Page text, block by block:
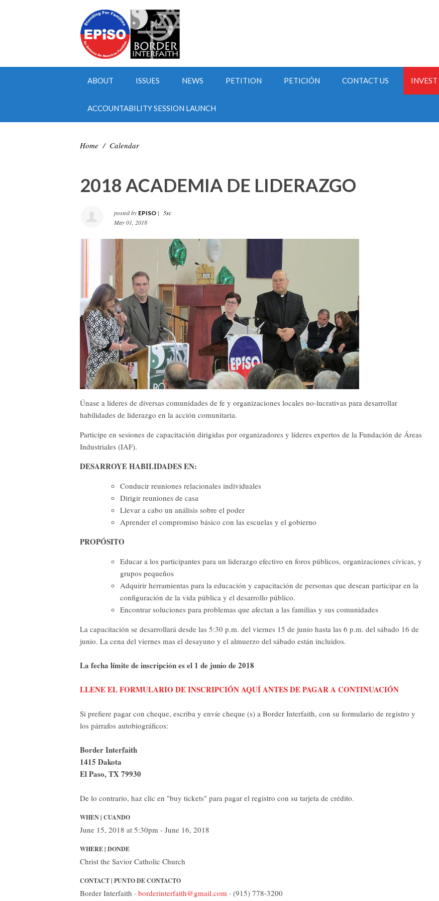
ABOUT ISSUES NEWS PETITION PETICIÓN CONTACT US INVEST
ACCOUNTABILITY SESSION LAUNCH
Home / Calendar
2018 ACADEMIA DE LIDERAZGO
posted by EPISO |
5sc
May 01, 2018
Únase a líderes de diversas comunidades de fe y organizaciones locales no-lucrativas para desarrollar
habilidades de liderazgo en la acción comunitaria.
Participe en sesiones de capacitación dirigidas por organizadores y líderes expertos de la Fundación de Áreas
Industriales (IAF).
DESARROYE HABILIDADES EN:
Conducir reuniones relacionales individuales
Dirigir reuniones de casa
Llevar a cabo un análisis sobre el poder
Aprender el compromiso básico con las escuelas y el gobierno
PROPÓSITO
Educar a los participantes para un liderazgo efectivo en foros públicos, organizaciones cívicas, y
grupos pequeños
Adquirir herramientas para la educación y capacitación de personas que desean participar en la
configuración de la vida pública y el desarrollo público.
Encontrar soluciones para problemas que afectan a las familias y sus comunidades
La capacitación se desarrollará desde las 5:30 p.m. del viernes 15 de junio hasta las 6 p.m. del sábado 16 de
junio. La cena del viernes mas el desayuno y el almuerzo del sábado están incluidos.
La fecha límite de inscripción es el 1 de junio de 2018
LLENE EL FORMULARIO DE INSCRIPCIÓN AQUÍ ANTES DE PAGAR A CONTINUACIÓN
Si prefiere pagar con cheque, escriba y envíe cheque (s) a Border Interfaith, con su formulario de registro y
los párrafos autobiográficos:
Border Interfaith
1415 Dakota
El Paso, TX 79930
De lo contrario, haz clic en "buy tickets" para pagar el registro con su tarjeta de crédito.
WHEN | CUANDO
June 15, 2018 at 5:30pm - June 16, 2018
WHERE | DONDE
Christ the Savior Catholic Church
CONTACT | PUNTO DE CONTACTO
Border Interfaith · borderinterfaith@gmail.com · (915) 778-3200